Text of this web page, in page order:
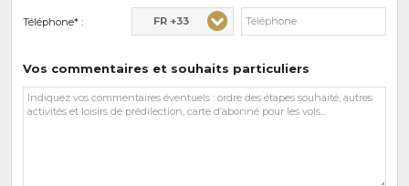
Téléphone* : FR +33
Vos commentaires et souhaits particuliers
Vos
commentaires